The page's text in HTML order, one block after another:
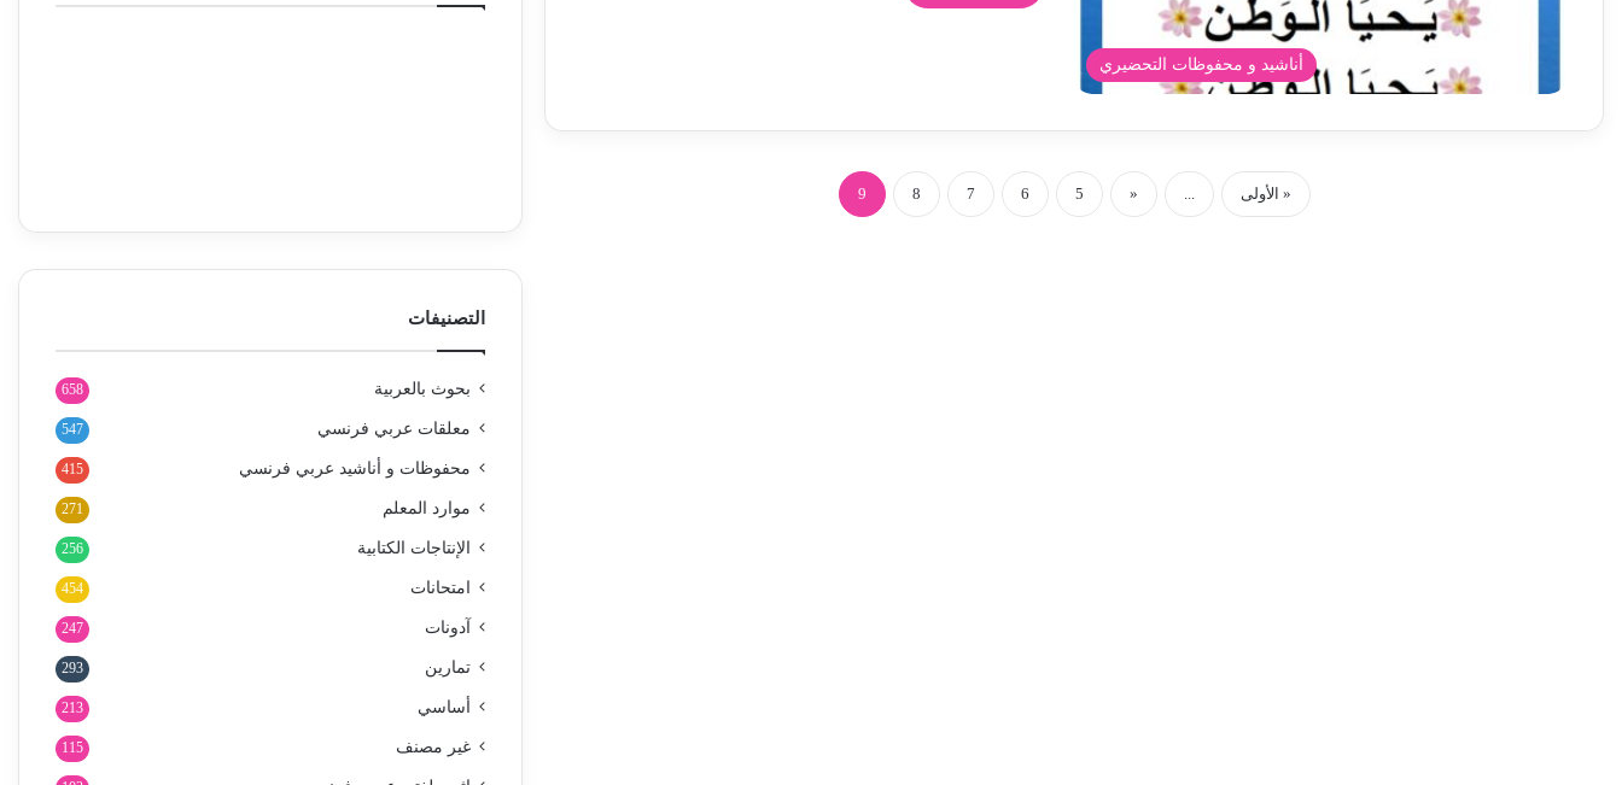
أناشيد و محفوظات التحضيري
« الأولى ...
«
5
6
7
8
9
التصنيفات
بحوث بالعربية 658
معلقات عربي فرنسي 547
محفوظات و أناشيد عربي فرنسي 415
موارد المعلم 271
الإنتاجات الكتابية 256
امتحانات 454
آدونات 247
تمارين 293
أساسي 213
غير مصنف 115